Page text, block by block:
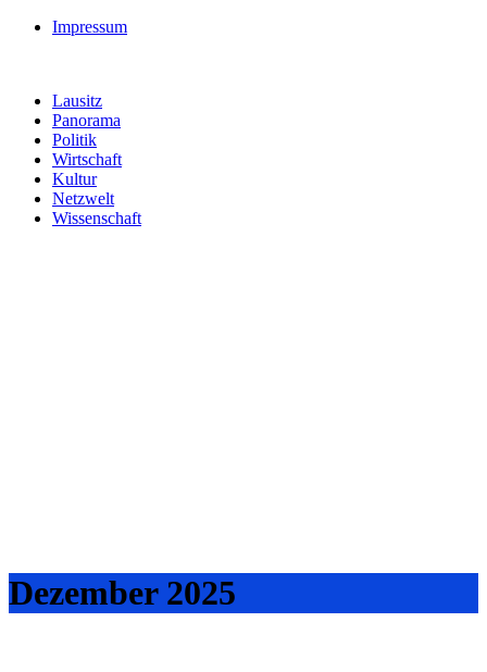
Impressum
Lausitz
Panorama
Politik
Wirtschaft
Kultur
Netzwelt
Wissenschaft
Dezember 2025